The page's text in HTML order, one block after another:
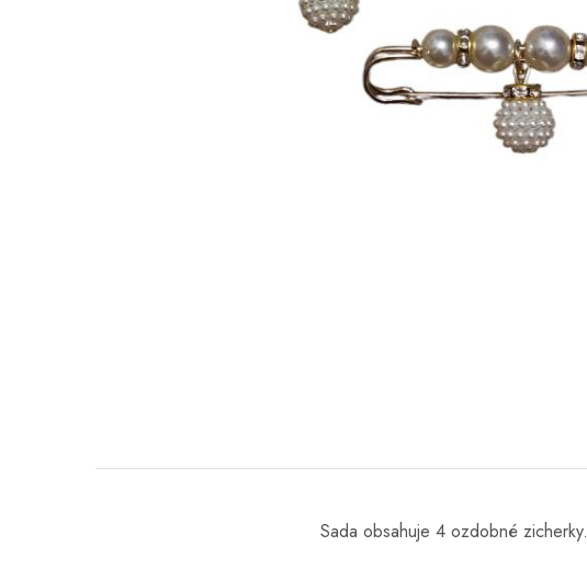
Sada obsahuje 4 ozdobné zicherky.